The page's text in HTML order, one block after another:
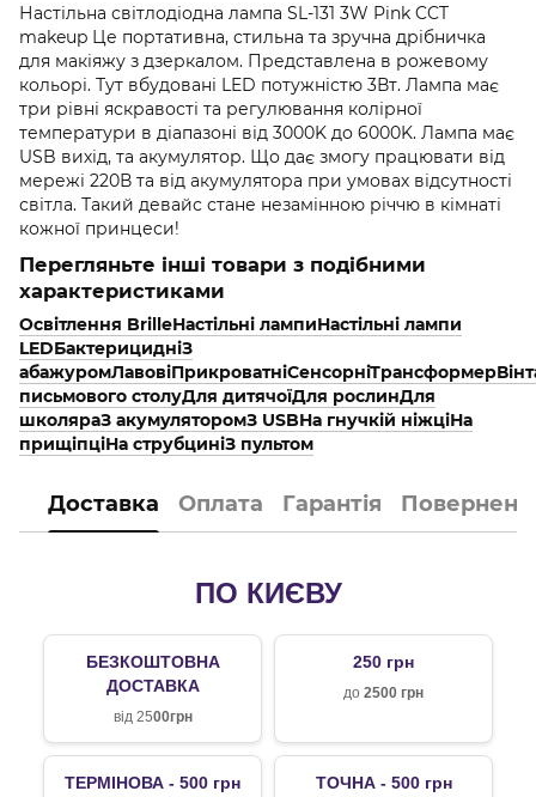
Настільна світлодіодна лампа SL-131 3W Pink CCT
makeup Це портативна, стильна та зручна дрібничка
для макіяжу з дзеркалом. Представлена в рожевому
кольорі. Тут вбудовані LED потужністю 3Вт. Лампа має
три рівні яскравості та регулювання колірної
температури в діапазоні від 3000K до 6000K. Лампа має
USB вихід, та акумулятор. Що дає змогу працювати від
мережі 220В та від акумулятора при умовах відсутності
світла. Такий девайс стане незамінною річчю в кімнаті
кожної принцеси!
Перегляньте інші товари з подібними
характеристиками
Освітлення BrilleНастільні лампиНаcтільні лампи
LEDБактерицидніЗ
абажуромЛавовіПрикроватніСенсорніТрансформер
письмового столуДля дитячоїДля рослинДля
школяраЗ акумуляторомЗ USBНа гнучкій ніжціНа
прищіпціНа струбциніЗ пультом
Доставка Оплата Гарантія
ПО КИЄВУ
БЕЗКОШТОВНА
ДОСТАВКА
від 2500грн
250 грн
до 2500 грн
ТЕРМІНОВА - 500 грн ТОЧНА - 500 грн